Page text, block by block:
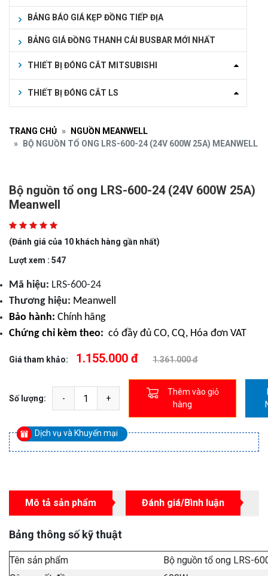
BẢNG BÁO GIÁ KẸP ĐỒNG TIẾP ĐỊA
BẢNG GIÁ ĐỒNG THANH CÁI BUSBAR MỚI NHẤT
THIẾT BỊ ĐÓNG CẮT MITSUBISHI
THIẾT BỊ ĐÓNG CẮT LS
TRANG CHỦ
NGUỒN MEANWELL
BỘ NGUỒN TỔ ONG LRS-600-24 (24V 600W 25A) MEANWELL
Bộ nguồn tổ ong LRS-600-24 (24V 600W 25A)
Meanwell
(Đánh giá của 10 khách hàng gần nhất)
Lượt xem : 547
Mã hiệu: LRS-600-24
Thương hiệu: Meanwell
Bảo hành: Chính hãng
Chứng chỉ kèm theo: có đầy đủ CO, CQ, Hóa đơn VAT
Giá tham khảo: 1.155.000 đ 1.361.000 đ
Số lượng:
Thêm vào giỏ
hàng
Dịch vụ và Khuyến mại
Mô tả sản phẩm Đánh giá/Bình luận
Bảng thông số kỹ thuật
Tên sản phẩm
Bộ nguồn tổ ong LRS-